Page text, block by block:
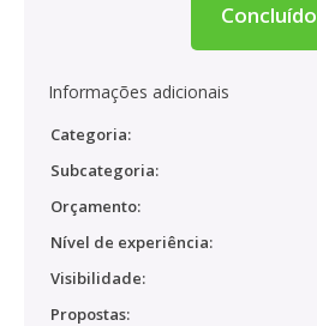
Concluído
Informações adicionais
Categoria:
Subcategoria:
Orçamento:
Nível de experiência:
Visibilidade:
Propostas: